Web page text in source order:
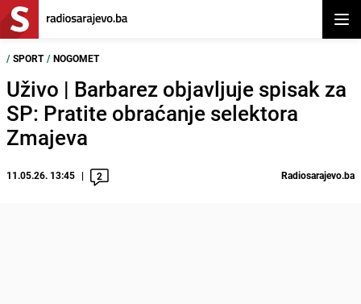
/ SPORT / NOGOMET
Uživo | Barbarez objavljuje spisak za
SP: Pratite obraćanje selektora
Zmajeva
11.05.26. 13:45 2 Radiosarajevo.ba